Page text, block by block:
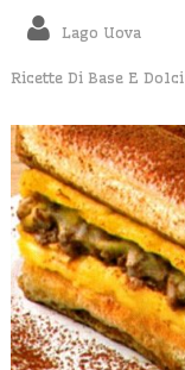
Lago Uova
Ricette Di Base E Dolci